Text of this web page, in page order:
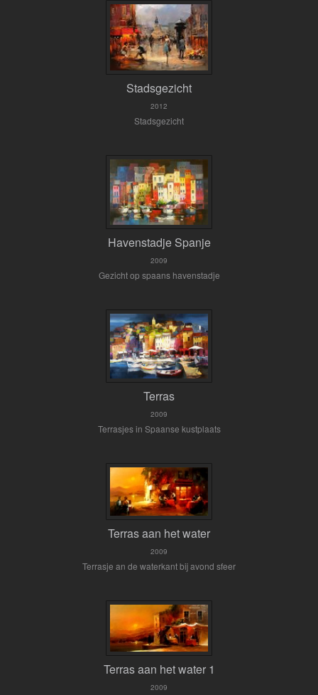
Stadsgezicht
2012
Stadsgezicht
Havenstadje Spanje
2009
Gezicht op spaans havenstadje
Terras
2009
Terrasjes in Spaanse kustplaats
Terras aan het water
2009
Terrasje an de waterkant bij avond sfeer
Terras aan het water 1
2009